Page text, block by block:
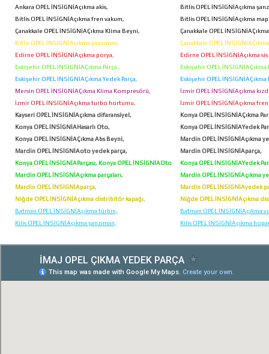
Ankara OPEL İNSİGNİAçıkma akis,
Bitlis OPEL İNSİGNİAçıkma
Bitlis OPEL İNSİGNİAçıkma fren vakum,
Bitlis OPEL İNSİGNİAçıkma
Çanakkale OPEL İNSİGNİAÇıkma Klima Beyni,
Çanakkale OPEL
Bitlis OPEL İNSİGNİAçıkma şanzıman,
Çanakkale OPEL
Edirne OPEL İNSİGNİAçıkma porya,
Edirne OPEL İNSİGNİAçıkma
Eskişehir OPEL İNSİGNİAÇıkma Parça ,
Eskişehir OPEL İNSİGNİAÇıkma
Eskişehir OPEL İNSİGNİAÇıkma Yedek Parça,
Eskişehir OPEL İNSİGNİAÇıkma
Mersin OPEL İNSİGNİAÇıkma Klima Kompresörü,
İzmir OPEL İNSİGNİAçıkma
İzmir OPEL İNSİGNİAçıkma turbo hortumu,
İzmir OPEL İNSİGNİAçıkma
Kayseri OPEL İNSİGNİAçıkma difaransiyel,
Konya OPEL İNSİGNİAÇıkma
Konya OPEL İNSİGNİAHasarlı Oto,
Konya OPEL İNSİGNİAYedek
Konya OPEL İNSİGNİAÇıkma Abs Beyni,
Mardin OPEL İNSİGNİAçıkma
Mardin OPEL İNSİGNİAoto yedek parça,
Mardin OPEL İNSİGNİAparça,
Konya OPEL İNSİGNİAParçası, Konya OPEL İNSİGNİAOto
Hurda,
Konya OPEL İNSİGNİAYedek
Mardin OPEL İNSİGNİAçıkma parçaları,
Mardin OPEL İNSİGNİAçıkma
Mardin OPEL İNSİGNİAparça,
Mardin OPEL İNSİGNİAyedek
Niğde OPEL İNSİGNİAçıkma distribitör kapağı,
Niğde OPEL İNSİGNİAçıkma
Batman OPEL İNSİGNİAçıkma türbin,
Batman OPEL İNSİGNİAçıkma
Kilis OPEL İNSİGNİAçıkma şanzıman,
Kilis OPEL İNSİGNİAçıkma